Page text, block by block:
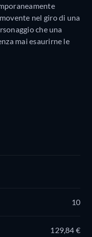
nel giro di una
che una
mai esaurirne le
10
129,84 €